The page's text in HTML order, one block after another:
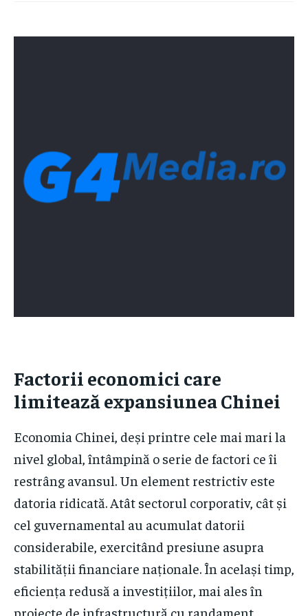
Factorii economici care
limitează expansiunea Chinei
Economia Chinei, deși printre cele mai mari la
nivel global, întâmpină o serie de factori ce îi
restrâng avansul. Un element restrictiv este
datoria ridicată. Atât sectorul corporativ, cât și
cel guvernamental au acumulat datorii
considerabile, exercitând presiune asupra
stabilității financiare naționale. În același timp,
eficiența redusă a investițiilor, mai ales în
proiecte de infrastructură cu randament